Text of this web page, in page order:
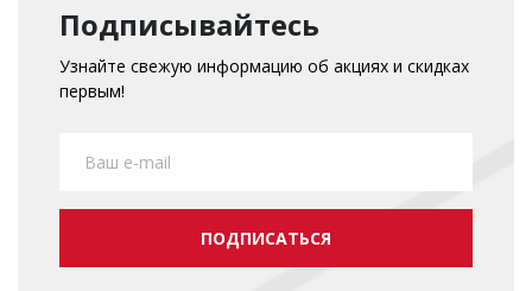
Подписывайтесь
Узнайте свежую информацию об акциях и скидках
первым!
ПОДПИСАТЬСЯ